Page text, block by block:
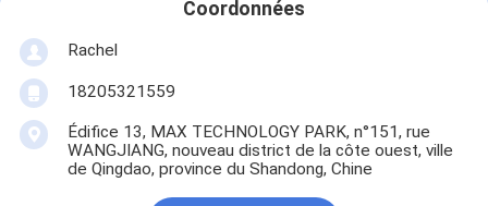
Coordonnées
Rachel
18205321559
Édifice 13, MAX TECHNOLOGY PARK, n°151, rue
WANGJIANG, nouveau district de la côte ouest, ville
de Qingdao, province du Shandong, Chine